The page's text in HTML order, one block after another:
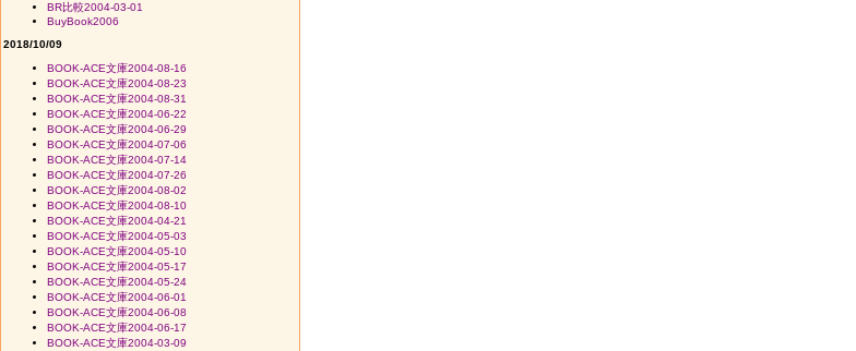
BR比較2004-03-01
BuyBook2006
2018/10/09
BOOK-ACE文庫2004-08-16
BOOK-ACE文庫2004-08-23
BOOK-ACE文庫2004-08-31
BOOK-ACE文庫2004-06-22
BOOK-ACE文庫2004-06-29
BOOK-ACE文庫2004-07-06
BOOK-ACE文庫2004-07-14
BOOK-ACE文庫2004-07-26
BOOK-ACE文庫2004-08-02
BOOK-ACE文庫2004-08-10
BOOK-ACE文庫2004-04-21
BOOK-ACE文庫2004-05-03
BOOK-ACE文庫2004-05-10
BOOK-ACE文庫2004-05-17
BOOK-ACE文庫2004-05-24
BOOK-ACE文庫2004-06-01
BOOK-ACE文庫2004-06-08
BOOK-ACE文庫2004-06-17
BOOK-ACE文庫2004-03-09